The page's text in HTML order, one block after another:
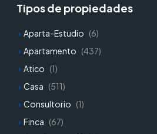
Tipos de propiedades
Aparta-Estudio (6)
Apartamento (437)
Atico (1)
Casa (511)
Consultorio (1)
Finca (67)